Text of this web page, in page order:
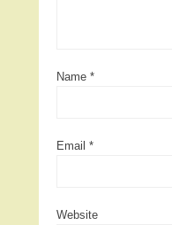
Name *
Email *
Website